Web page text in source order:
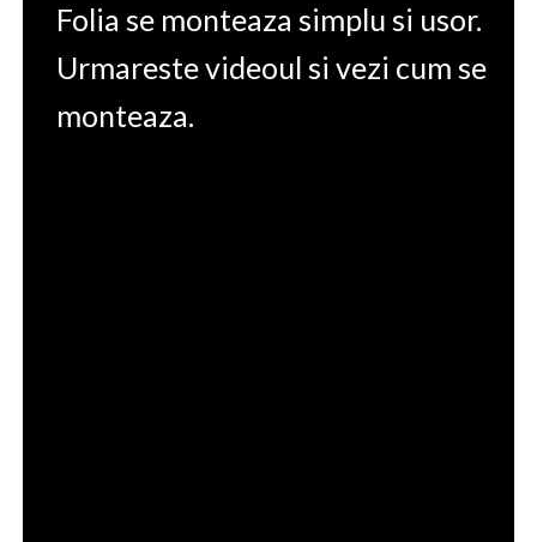
Folia se monteaza simplu si usor.
Urmareste videoul si vezi cum se
monteaza.